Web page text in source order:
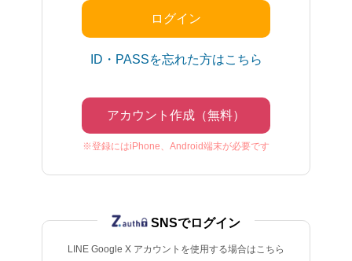
ID・PASSを忘れた方はこちら
アカウント作成（無料）
※登録にはiPhone、Android端末が必要です
LINE Google X アカウントを使用する場合はこちら
SNSでログイン